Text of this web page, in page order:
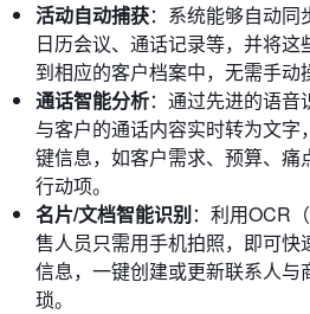
活动自动捕获：系统能够自动同
日历会议、通话记录等，并将
到相应的客户档案中，无需手动
通话智能分析：通过先进的语
与客户的通话内容实时转为文字
键信息，如客户需求、预算、痛
行动项。
名片/文档智能识别：利用OCR
售人员只需用手机拍照，即可快
信息，一键创建或更新联系人与
琐。